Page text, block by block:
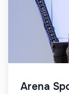
Arena